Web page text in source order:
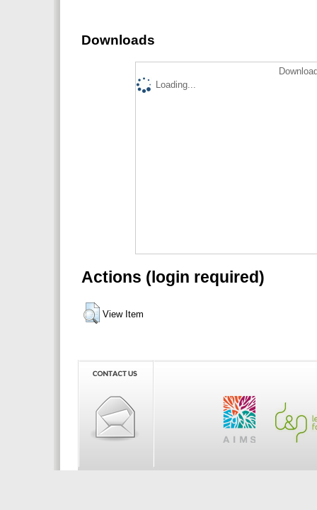
Downloads
Loading...
Actions (login required)
View Item